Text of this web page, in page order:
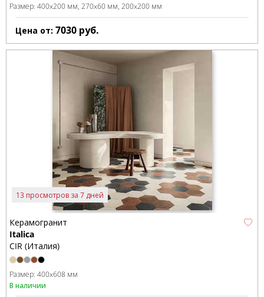
Размер: 400x200 мм 270x60 мм 200x200 мм
Цена от: 7030 руб.
13 просмотров за 7 дней
Керамогранит
Italica
CIR (Италия)
Размер: 400x608 мм
В наличии